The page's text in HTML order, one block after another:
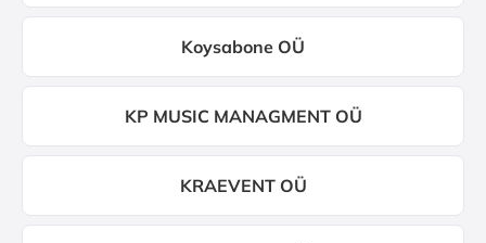
Koysabone OÜ
KP MUSIC MANAGMENT OÜ
KRAEVENT OÜ